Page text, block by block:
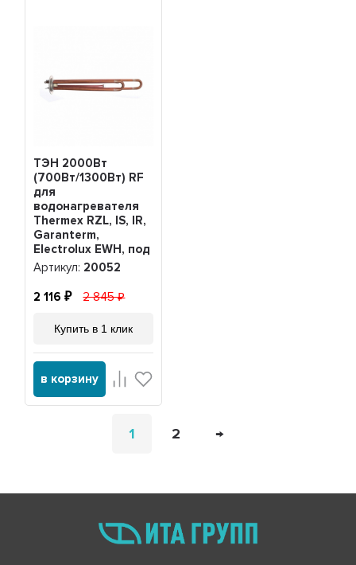
ТЭН 2000Вт
(700Вт/1300Вт) RF
для
водонагревателя
Thermex RZL, IS, IR,
Garanterm,
Electrolux EWH, под
анод М4, 20052
Артикул: 20052
2 116 2 845
Купить в 1 клик
в корзину
1 2 →